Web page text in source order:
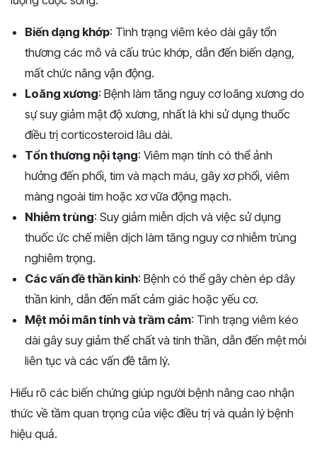
Biến dạng khớp: Tình trạng viêm kéo dài gây tổn
thương các mô và cấu trúc khớp, dẫn đến biến dạng,
mất chức năng vận động.
Loãng xương: Bệnh làm tăng nguy cơ loãng xương do
sự suy giảm mật độ xương, nhất là khi sử dụng thuốc
điều trị corticosteroid lâu dài.
Tổn thương nội tạng: Viêm mạn tính có thể ảnh
hưởng đến phổi, tim và mạch máu, gây xơ phổi, viêm
màng ngoài tim hoặc xơ vữa động mạch.
Nhiễm trùng: Suy giảm miễn dịch và việc sử dụng
thuốc ức chế miễn dịch làm tăng nguy cơ nhiễm trùng
nghiêm trọng.
Các vấn đề thần kinh: Bệnh có thể gây chèn ép dây
thần kinh, dẫn đến mất cảm giác hoặc yếu cơ.
Mệt mỏi mãn tính và trầm cảm: Tình trạng viêm kéo
dài gây suy giảm thể chất và tinh thần, dẫn đến mệt mỏi
liên tục và các vấn đề tâm lý.
Hiểu rõ các biến chứng giúp người bệnh nâng cao nhận
thức về tầm quan trọng của việc điều trị và quản lý bệnh
hiệu quả.